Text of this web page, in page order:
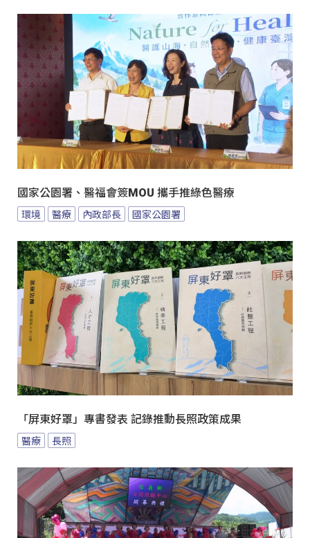
國家公園署、醫福會簽MOU 攜手推綠色醫療
環境 醫療 內政部長 國家公園署
「屏東好罩」專書發表 記錄推動長照政策成果
醫療 長照